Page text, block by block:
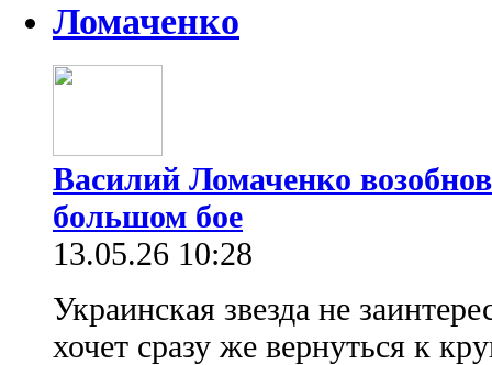
Ломаченко
Василий Ломаченко
большом бое
13.05.26 10:28
Украинская звезда не
хочет сразу же вернуться к